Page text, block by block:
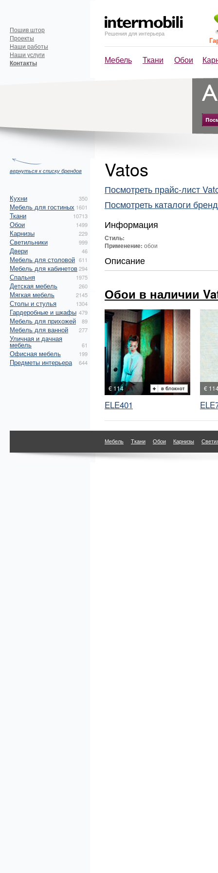
Решения для интерьера
Мебель Ткани Обои
Пошив штор
Проекты
Наши работы
Наши услуги
Контакты
вернуться к списку брендов
Кухни 350
Мебель для гостиных 1601
Ткани 10713
Обои 1499
Карнизы 229
Светильники 999
Двери 46
Мебель для столовой 611
Мебель для кабинетов294
Спальня 1975
Детская мебель 260
Мягкая мебель 2145
Столы и стулья 1304
Гардеробные и шкафы 479
Мебель для прихожей 89
Мебель для ванной 277
Уличная и дачная
мебель 61
Офисная мебель 199
Предметы интерьера 644
Vatos
Посмотреть прайс-лист
Посмотреть каталоги
Информация
Стиль:
Применение: обои
Описание
Обои в наличии
€ 114
ELE401
€
Мебель Ткани Обои Карнизы